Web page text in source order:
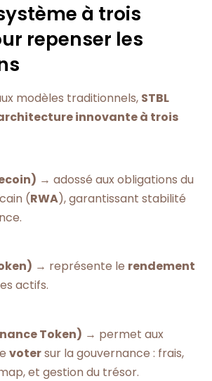
à trois
repenser les
modèles traditionnels, STBL
innovante à trois
→ adossé aux obligations du
(RWA), garantissant stabilité
→ représente le rendement
actifs.
Token) → permet aux
votersur la gouvernance : frais,
et gestion du trésor.